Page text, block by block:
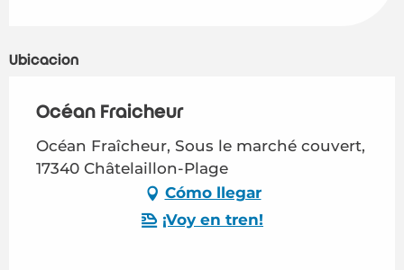
Ubicación
Océan Fraîcheur
Océan Fraîcheur, Sous le marché couvert,
17340 Châtelaillon-Plage
Cómo llegar
¡Voy en tren!